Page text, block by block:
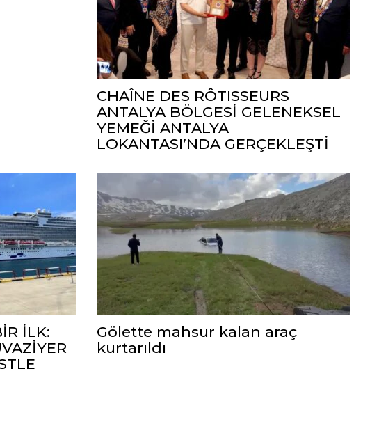
CHAÎNE DES RÔTISSEURS
ANTALYA BÖLGESİ GELENEKSEL
YEMEĞİ ANTALYA
LOKANTASI’NDA GERÇEKLEŞTİ
İLK:
Gölette mahsur kalan araç
kurtarıldı